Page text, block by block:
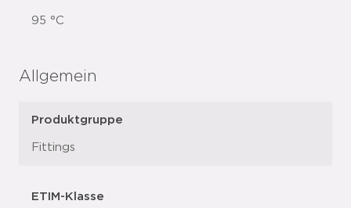
95 °C
Allgemein
Produktgruppe
Fittings
ETIM-Klasse